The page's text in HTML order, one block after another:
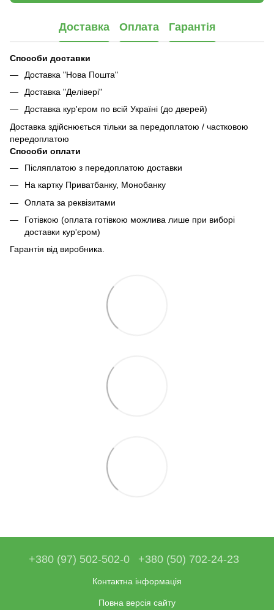
Доставка Оплата Гарантія
Способи доставки
Доставка "Нова Пошта"
Доставка "Делівері"
Доставка кур'єром по всій Україні (до дверей)
Доставка здійснюється тільки за передоплатою / частковою
передоплатою
Способи оплати
Післяплатою з передоплатою доставки
На картку Приватбанку, Монобанку
Оплата за реквізитами
Готівкою (оплата готівкою можлива лише при виборі
доставки кур'єром)
Гарантія від виробника.
+380 (97) 502-502-0 +380 (50) 702-24-23
Контактна інформація
Повна версія сайту